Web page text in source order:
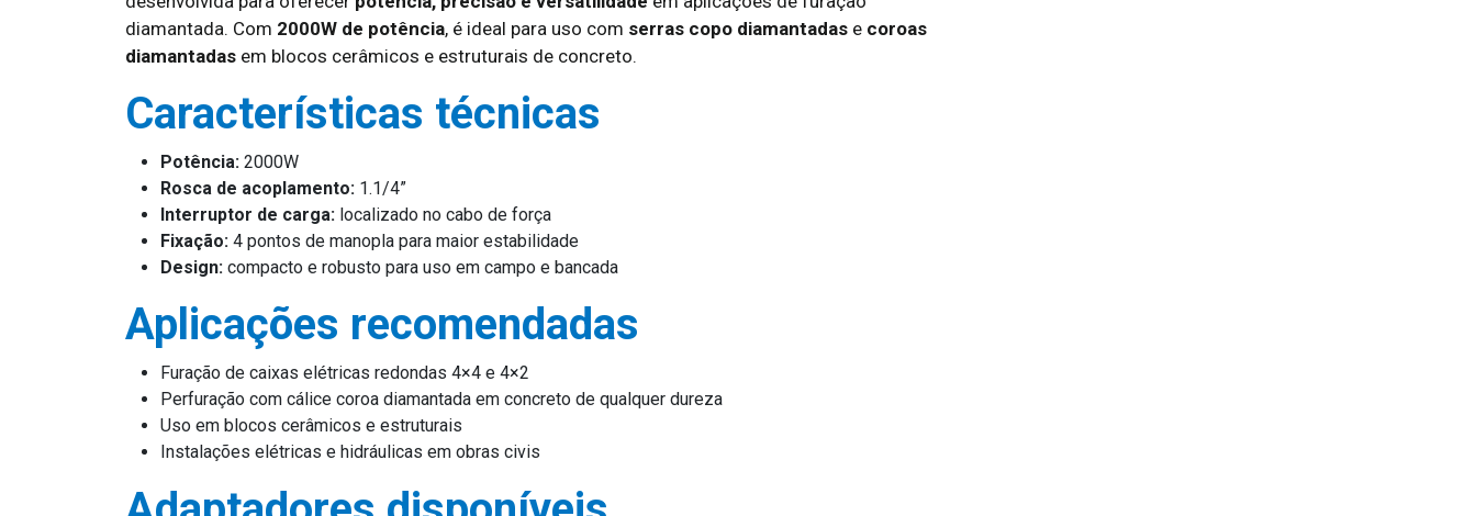
diamantada. Com 2000W de potência, é ideal para uso com serras copo diamantadas e coroas
diamantadas em blocos cerâmicos e estruturais de concreto.
Características técnicas
Potência: 2000W
Rosca de acoplamento: 1.1/4”
Interruptor de carga: localizado no cabo de força
Fixação: 4 pontos de manopla para maior estabilidade
Design: compacto e robusto para uso em campo e bancada
Aplicações recomendadas
Furação de caixas elétricas redondas 4×4 e 4×2
Perfuração com cálice coroa diamantada em concreto de qualquer dureza
Uso em blocos cerâmicos e estruturais
Instalações elétricas e hidráulicas em obras civis